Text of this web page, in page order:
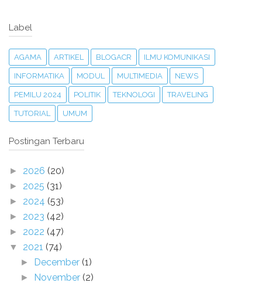
Label
AGAMA ARTIKEL BLOGACR ILMU KOMUNIKASI
INFORMATIKA MODUL MULTIMEDIA NEWS
PEMILU 2024 POLITIK TEKNOLOGI TRAVELING
TUTORIAL UMUM
Postingan Terbaru
► 2026 (20)
► 2025 (31)
► 2024 (53)
► 2023 (42)
► 2022 (47)
▼ 2021 (74)
► December (1)
► November (2)